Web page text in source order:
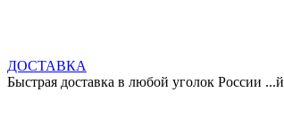
ДОСТАВКА
Быстрая доставка в любой уголок России ...й